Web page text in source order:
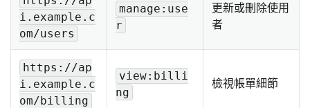
i.example.c
om/users
manage:use
r
更新或刪除使用
者
https://ap
i.example.c
om/billing
view:billi
ng
檢視帳單細節